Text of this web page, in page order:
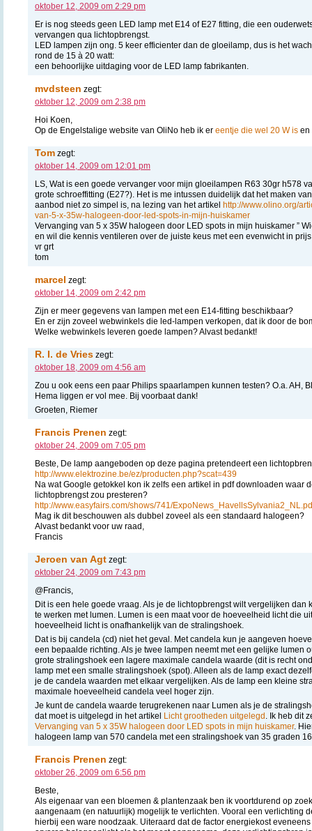
oktober 12, 2009 om 2:29 pm
Er is nog steeds geen LED lamp met E14 of E27 fitting, die een
vervangen qua lichtopbrengst.
LED lampen zijn ong. 5 keer efficienter dan de gloeilamp, dus is het
rond de 15 à 20 watt:
een behoorlijke uitdaging voor de LED lamp fabrikanten.
mvdsteen zegt:
oktober 12, 2009 om 2:38 pm
Hoi Koen,
Op de Engelstalige website van OliNo heb ik er eentje die wel 20 W is en
Tom zegt:
oktober 14, 2009 om 12:01 pm
LS, Wat is een goede vervanger voor mijn gloeilampen R63 30gr h578
grote schroeffitting (E27?). Het is me intussen duidelijk dat het maken
aanbod niet zo simpel is, na lezing van het artikel http://www.olino.org/
van-5-x-35w-halogeen-door-led-spots-in-mijn-huiskamer
Vervanging van 5 x 35W halogeen door LED spots in mijn huiskamer ”
en wil die kennis ventileren over de juiste keus met een evenwicht in
vr grt
tom
marcel zegt:
oktober 14, 2009 om 2:42 pm
Zijn er meer gegevens van lampen met een E14-fitting beschikbaar?
En er zijn zoveel webwinkels die led-lampen verkopen, dat ik door de
Welke webwinkels leveren goede lampen? Alvast bedankt!
R. I. de Vries zegt:
oktober 18, 2009 om 4:56 am
Zou u ook eens een paar Philips spaarlampen kunnen testen? O.a. AH,
Hema liggen er vol mee. Bij voorbaat dank!
Groeten, Riemer
Francis Prenen zegt:
oktober 24, 2009 om 7:05 pm
Beste, De lamp aangeboden op deze pagina pretendeert een
http://www.elektrozine.be/ez/producten.php?scat=439
Na wat Google getokkel kon ik zelfs een artikel in pdf downloaden waar
lichtopbrengst zou presteren?
http://www.easyfairs.com/shows/741/
Mag ik dit beschouwen als dubbel zoveel als een standaard halogeen?
Alvast bedankt voor uw raad,
Francis
Jeroen van Agt zegt:
oktober 24, 2009 om 7:43 pm
@Francis,
Dit is een hele goede vraag. Als je de lichtopbrengst wilt vergelijken dan
te werken met lumen. Lumen is een maat voor de hoeveelheid licht die
hoeveelheid licht is onafhankelijk van de stralingshoek.
Dat is bij candela (cd) niet het geval. Met candela kun je aangeven
een bepaalde richting. Als je twee lampen neemt met een gelijke lumen
grote stralingshoek een lagere maximale candela waarde (dit is recht
lamp met een smalle stralingshoek (spot). Alleen als de lamp exact
je de candela waarden met elkaar vergelijken. Als de lamp een kleine
maximale hoeveelheid candela veel hoger zijn.
Je kunt de candela waarde terugrekenen naar Lumen als je de
dat moet is uitgelegd in het artikel Licht grootheden uitgelegd . Ik heb dit
Vervanging van 5 x 35W halogeen door LED spots in mijn huiskamer.
halogeen lamp van 570 candela met een stralingshoek van 35 graden
Francis Prenen zegt:
oktober 26, 2009 om 6:56 pm
Beste,
Als eigenaar van een bloemen & plantenzaak ben ik voortdurend op
aangenaam (en natuurlijk) mogelijk te verlichten. Vooral een verlichting
hierbij een ware noodzaak. Uiteraard dat de factor energiekost